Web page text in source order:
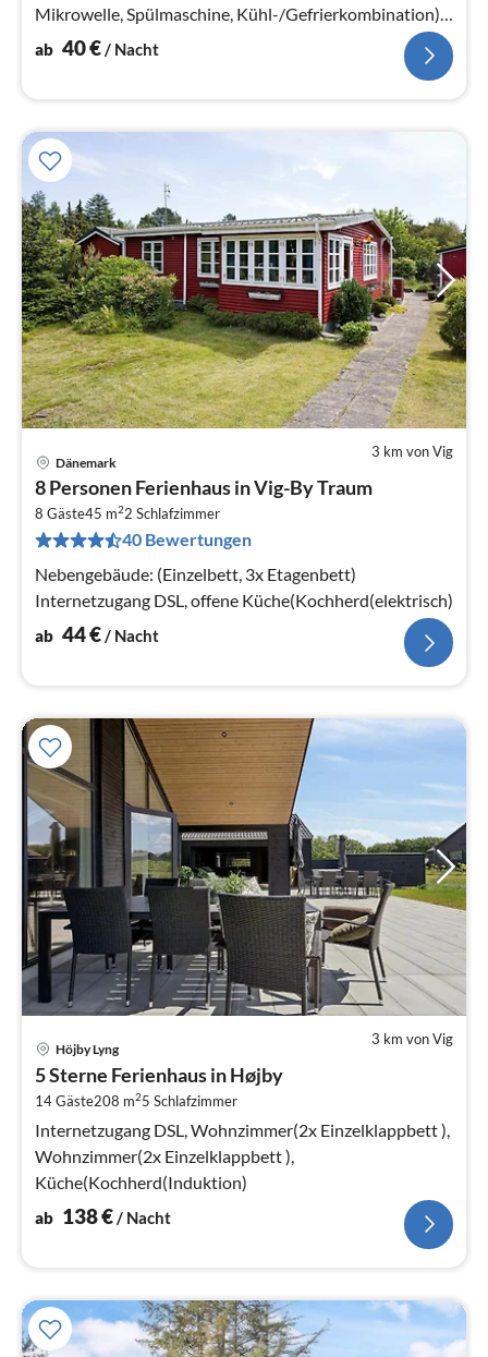
Mikrowelle, Spülmaschine, Kühl-/Gefrierkombination),
Wohn-/Schlafzimmer(TV, Herd(Holz)
ab 40€/ Nacht
3 km von Vig
Dänemark
8 Personen Ferienhaus in Vig-By Traum
8 Gäste45 m22 Schlafzimmer
40 Bewertungen
Nebengebäude: (Einzelbett, 3x Etagenbett)
Internetzugang DSL, offene Küche(Kochherd(elektrisch)
ab 44€/ Nacht
3 km von Vig
Höjby Lyng
5 Sterne Ferienhaus in Højby
14 Gäste208 m25 Schlafzimmer
Internetzugang DSL, Wohnzimmer(2x Einzelklappbett ),
Wohnzimmer(2x Einzelklappbett ),
Küche(Kochherd(Induktion)
ab 138€ / Nacht